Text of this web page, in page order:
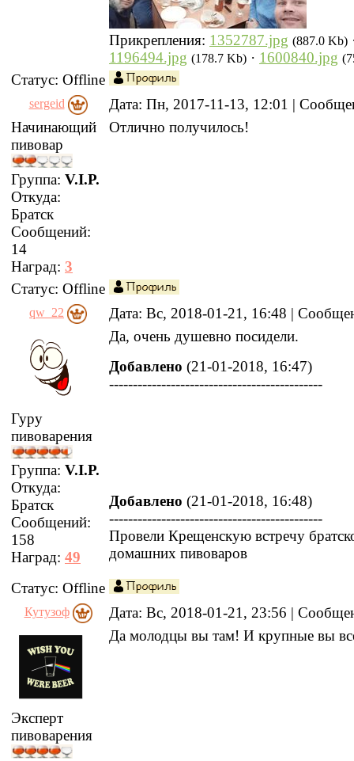
Прикрепления: 1352787.jpg (887.0 Kb)
1196494.jpg (178.7 Kb) · 1600840.jpg
Статус: Offline
sergeid
Дата: Пн, 2017-11-13, 12:01 |
Начинающий
пивовар
Группа: V.I.P.
Откуда:
Братск
Сообщений:
14
Наград: 3
Отлично получилось!
Статус: Offline
qw_22 Дата: Вс, 2018-01-21, 16:48 |
Гуру
пивоварения
Группа: V.I.P.
Откуда:
Братск
Сообщений:
158
Наград: 49
Да, очень душевно посидели.
Добавлено (21-01-2018, 16:47)
---------------------------------------------
Добавлено (21-01-2018, 16:48)
---------------------------------------------
Провели Крещенскую встречу
домашних пивоваров
Статус: Offline
Кутузоф Дата: Вс, 2018-01-21, 23:56 |
Эксперт
пивоварения
Да молодцы вы там! И крупные вы